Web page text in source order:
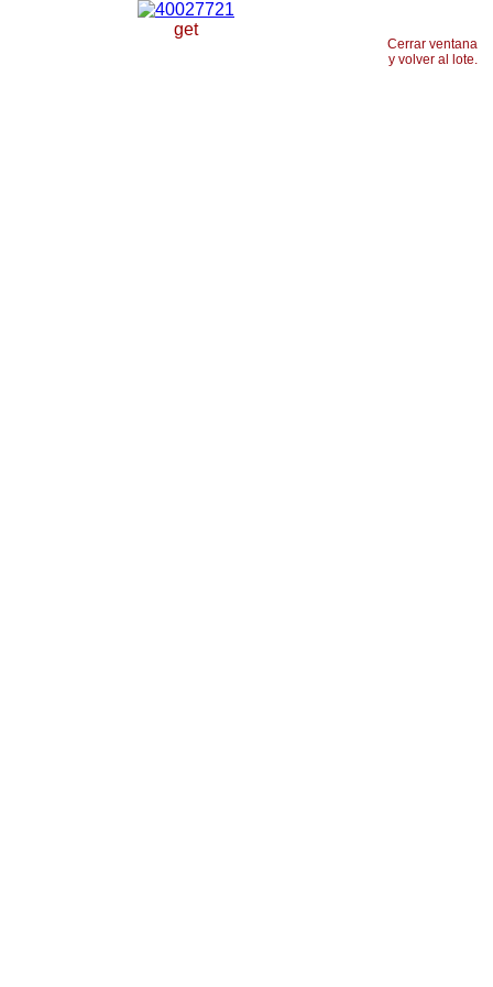
Cerrar ventana
y volver al lote.
get